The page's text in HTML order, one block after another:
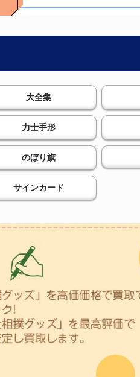
大全集
力士手形
のぼり旗
サインカード